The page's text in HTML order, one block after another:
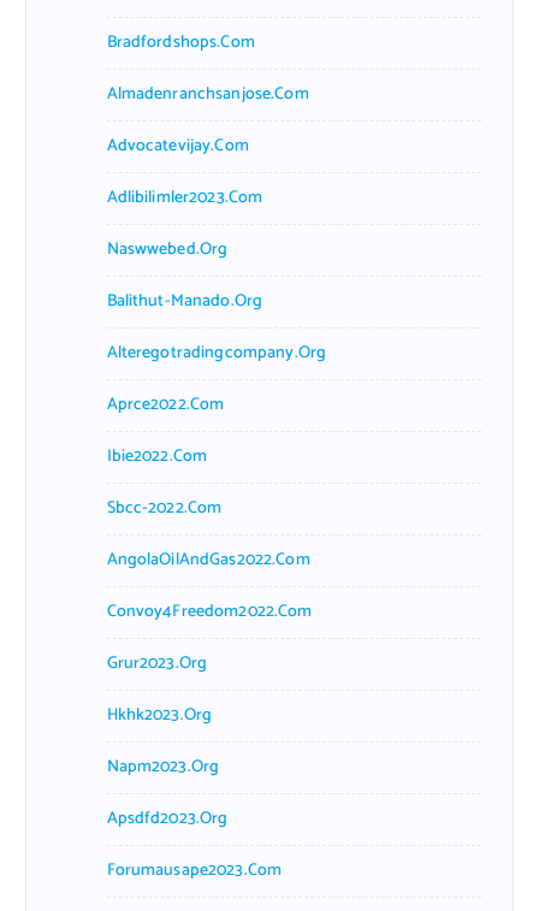
Bradfordshops.com
Almadenranchsanjose.com
Advocatevijay.com
Adlibilimler2023.com
Naswwebed.org
Balithut-Manado.org
Alteregotradingcompany.org
Aprce2022.com
Ibie2022.com
Sbcc-2022.com
AngolaOilAndGas2022.com
Convoy4Freedom2022.com
Grur2023.org
Hkhk2023.org
Napm2023.org
Apsdfd2023.org
Forumausape2023.com